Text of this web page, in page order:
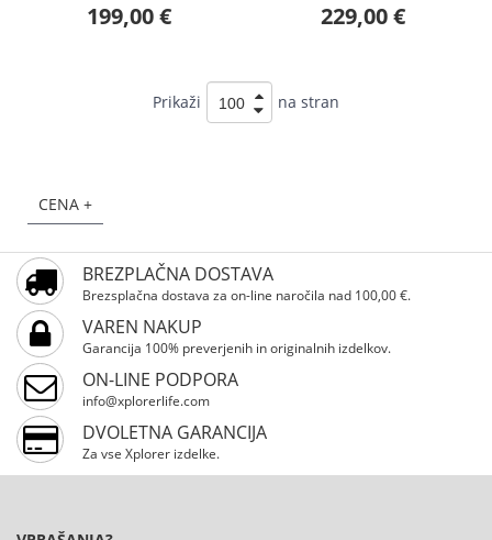
CENA +
199,00 € 229,00 €
Prikaži na stran
BREZPLAČNA DOSTAVA
Brezsplačna dostava za on-line naročila nad 100,00 €.
VAREN NAKUP
Garancija 100% preverjenih in originalnih izdelkov.
ON-LINE PODPORA
info@xplorerlife.com
DVOLETNA GARANCIJA
Za vse Xplorer izdelke.